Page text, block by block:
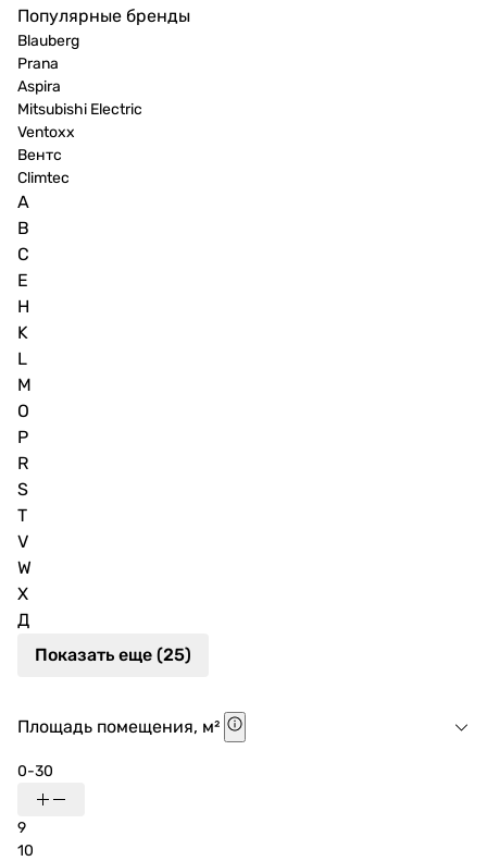
Популярные бренды
Blauberg
Prana
Aspira
Mitsubishi Electric
Ventoxx
Вентс
Climtec
A
B
C
E
H
K
L
M
O
P
R
S
T
V
W
X
Д
Показать еще (25)
Площадь помещения, м²
0-30
9
10